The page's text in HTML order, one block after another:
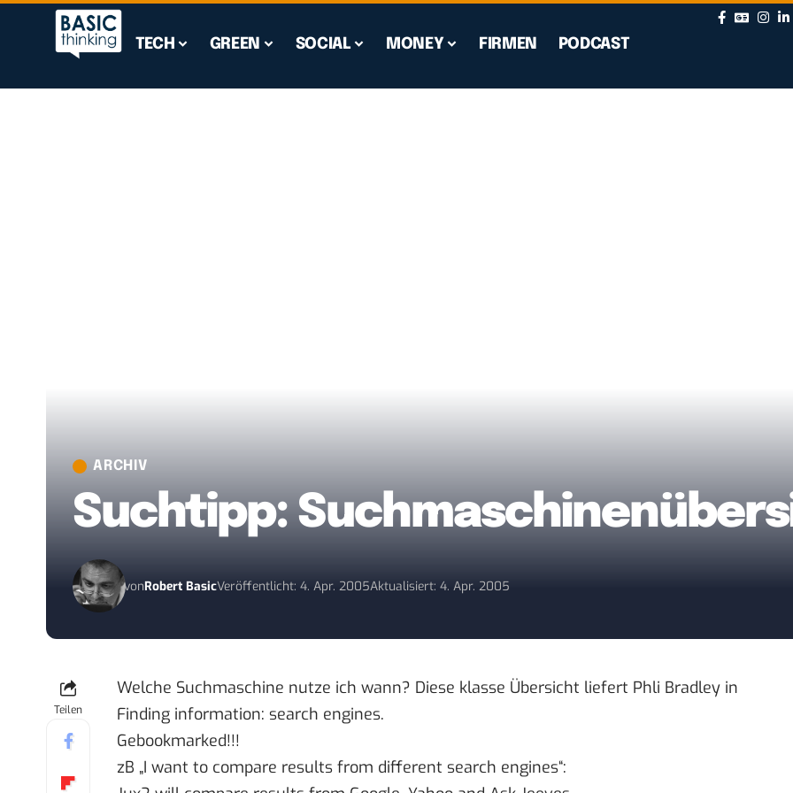
TECH GREEN SOCIAL MONEY FIRMEN PODCAST
ARCHIV
Suchtipp:
vonRobert BasicVeröffentlicht: 4. Apr. 2005Aktualisiert: 4. Apr. 2005
Teilen
Welche Suchmaschine nutze ich wann? Diese klasse Übersicht liefert Phli Bradley in
Finding information: search engines.
Gebookmarked!!!
zB „I want to compare results from different search engines“: